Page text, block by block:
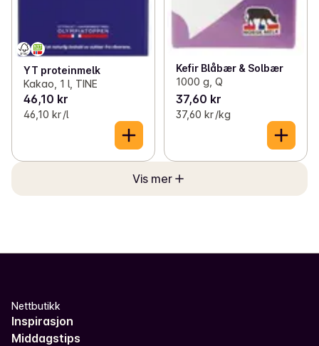
YT proteinmelk
Kakao, 1 l, TINE
46,10 kr
46,10 kr /l
Kefir Blåbær & Solbær
1000 g, Q
37,60 kr
37,60 kr /kg
Vis mer
Nettbutikk
Inspirasjon
Middagstips